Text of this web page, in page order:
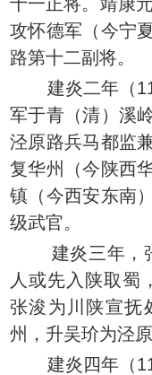
攻怀德军（今宁
路第十二副将。
建炎二年（
军于青（清）溪
泾原路兵马都监
复华州（今陕西
镇（今西安东南
级武官。
建炎三年，张
人或先入陕取蜀
张浚为川陕宣抚
州，升吴玠为泾原
建炎四年（